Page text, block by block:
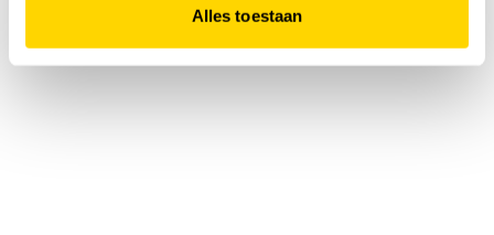
Alles toestaan